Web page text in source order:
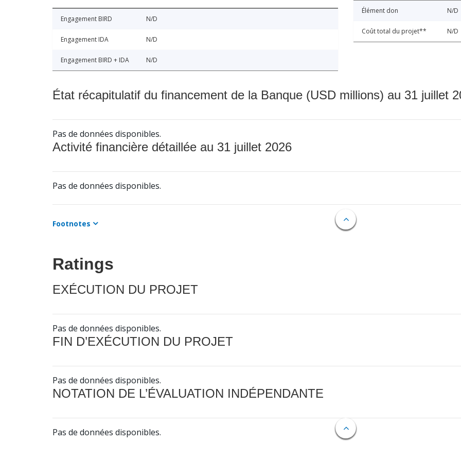
Engagement BIRD N/D
Engagement IDA N/D
Engagement BIRD + IDA N/D
Élément don N/D
Coût total du projet** N/D
État récapitulatif du financement de la Banque (USD millions) au 31 juillet
Pas de données disponibles.
Activité financière détaillée au 31 juillet 2026
Pas de données disponibles.
Footnotes
Ratings
EXÉCUTION DU PROJET
Pas de données disponibles.
FIN D’EXÉCUTION DU PROJET
Pas de données disponibles.
NOTATION DE L’ÉVALUATION INDÉPENDANTE
Pas de données disponibles.